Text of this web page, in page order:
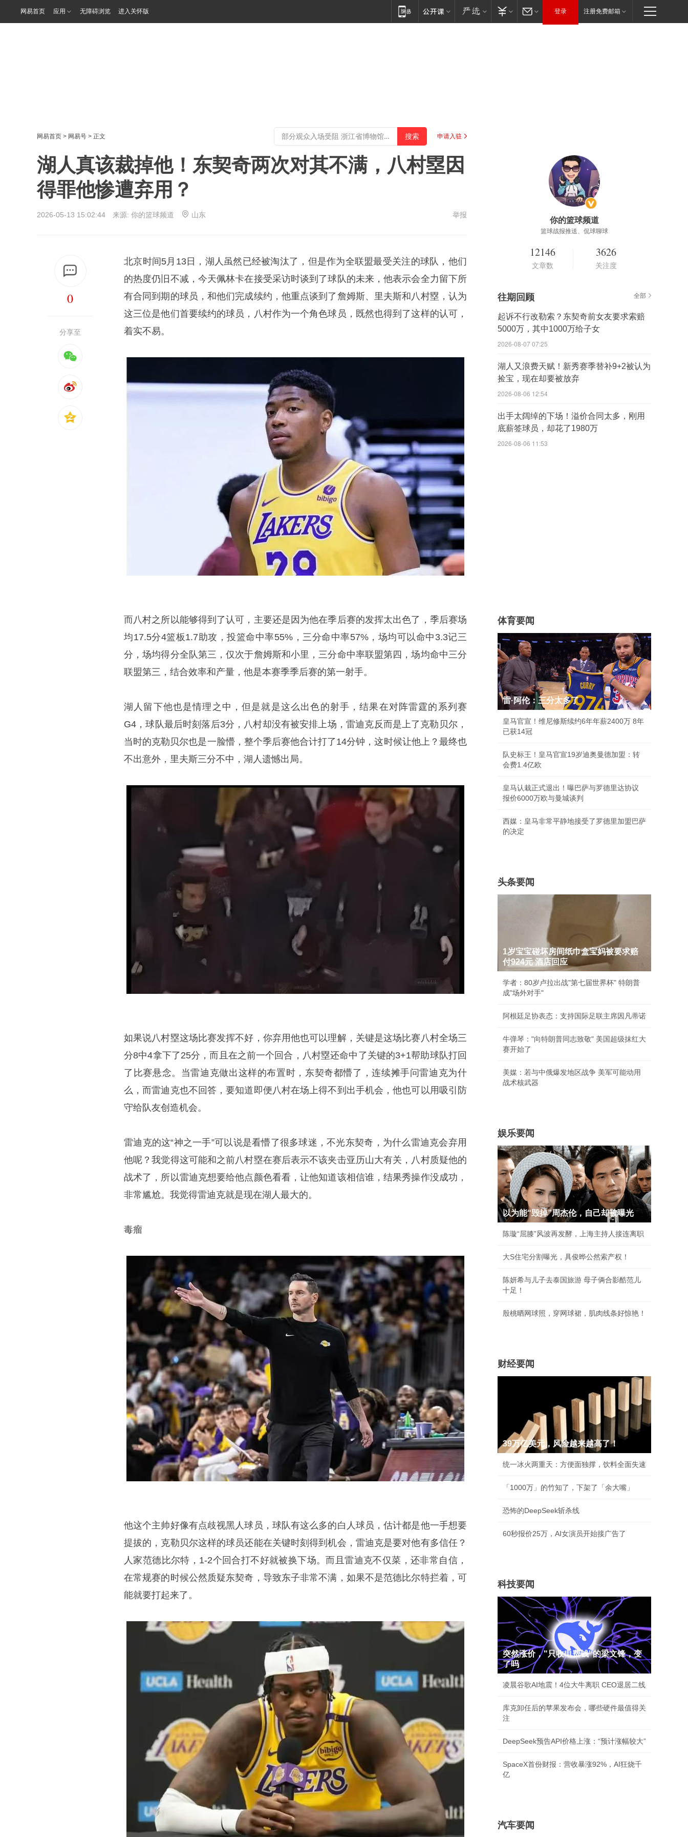
网易首页 应用 无障碍浏览 进入关怀版 登录 注册免费邮箱
网易首页 > 网易号 > 正文 申请入驻
湖人真该裁掉他！东契奇两次对其不满，八村塁因
得罪他惨遭弃用？
2026-05-13 15:02:44 来源: 你的篮球频道 山东 举报
0
分享至
北京时间5月13日，湖人虽然已经被淘汰了，但是作为全联盟最受关注的球队，他们
的热度仍旧不减，今天佩林卡在接受采访时谈到了球队的未来，他表示会全力留下所
有合同到期的球员，和他们完成续约，他重点谈到了詹姆斯、里夫斯和 八村塁 ，认为
这三位是他们首要续约的球员，八村作为一个角色球员，既然也得到了这样的认可，
着实不易。
而八村之所以能够得到了认可，主要还是因为他在季后赛的发挥太出色了，季后赛场
均17.5分4篮板1.7助攻，投篮命中率55%，三分命中率57%，场均可以命中3.3记三
分，场均得分全队第三，仅次于詹姆斯和小里，三分命中率联盟第四，场均命中三分
联盟第三，结合效率和产量，他是本赛季季后赛的第一射手。
湖人留下他也是情理之中，但是就是这么出色的射手，结果在对阵雷霆的系列赛
G4，球队最后时刻落后3分，八村却没有被安排上场， 雷迪克反而是上了克勒贝尔，
当时的克勒贝尔也是一脸懵，整个季后赛他合计打了14分钟，这时候让他上？最终也
不出意外，里夫斯三分不中，湖人遗憾出局。
如果说八村塁这场比赛发挥不好，你弃用他也可以理解，关键是这场比赛八村全场三
分8中4拿下了25分，而且在之前一个回合，八村塁还命中了关键的3+1帮助球队打回
了比赛悬念。当雷迪克做出这样的布置时，东契奇都懵了，连续摊手问雷迪克为什
么，而雷迪克也不回答，要知道即便八村在场上得不到出手机会，他也可以用吸引防
守给队友创造机会。
雷迪克的这“神之一手”可以说是看懵了很多球迷，不光东契奇，为什么雷迪克会弃用
他呢？我觉得这可能和之前八村塁在赛后表示不该夹击亚历山大有关，八村质疑他的
战术了，所以雷迪克想要给他点颜色看看，让他知道该相信谁，结果秀操作没成功，
非常尴尬。我觉得雷迪克就是现在湖人最大的。
毒瘤
他这个主帅好像有点歧视黑人球员，球队有这么多的白人球员，估计都是他一手想要
提拔的，克勒贝尔这样的球员还能在关键时刻得到机会，雷迪克是要对他有多信任？
人家范德比尔特，1-2个回合打不好就被换下场。而且雷迪克不仅菜，还非常自信，
在常规赛的时候公然质疑东契奇，导致东子非常不满，如果不是范德比尔特拦着，可
能就要打起来了。
你的篮球频道
篮球战报推送、侃球聊球
12146
文章数
3626
关注度
往期回顾 全部
起诉不行改勒索？东契奇前女友要求索赔
5000万，其中1000万给子女
2026-08-07 07:25
湖人又浪费天赋！新秀赛季替补9+2被认为
捡宝，现在却要被放弃
2026-08-06 12:54
出手太阔绰的下场！溢价合同太多，刚用
底薪签球员，却花了1980万
2026-08-06 11:53
体育要闻
雷·阿伦：三分太多了
皇马官宣！维尼修斯续约6年年薪2400万 8年
已获14冠
队史标王！皇马官宣19岁迪奥曼德加盟：转
会费1.4亿欧
皇马认栽正式退出！曝巴萨与罗德里达协议
报价6000万欧与曼城谈判
西媒：皇马非常平静地接受了罗德里加盟巴萨
的决定
头条要闻
1岁宝宝碰坏房间纸巾盒宝妈被要求赔
付924元 酒店回应
学者：80岁卢拉出战"第七届世界杯" 特朗普
成"场外对手"
阿根廷足协表态：支持国际足联主席因凡蒂诺
牛弹琴："向特朗普同志致敬" 美国超级抹红大
赛开始了
美媒：若与中俄爆发地区战争 美军可能动用
战术核武器
娱乐要闻
以为能“毁掉”周杰伦，自己却被曝光
陈璇“屈膝”风波再发酵，上海主持人接连离职
大S住宅分割曝光，具俊晔公然索产权！
陈妍希与儿子去泰国旅游 母子俩合影酷范儿
十足！
殷桃晒网球照，穿网球裙，肌肉线条好惊艳！
财经要闻
39万亿美元，风险越来越高了！
统一冰火两重天：方便面独撑，饮料全面失速
「1000万」的竹知了，下架了「余大嘴」
恐怖的DeepSeek斩杀线
60秒报价25万，AI女演员开始接广告了
科技要闻
突然涨价，"只收电费钱"的梁文锋，变
了吗
凌晨谷歌AI地震！4位大牛离职 CEO退居二线
库克卸任后的苹果发布会，哪些硬件最值得关
注
DeepSeek预告API价格上涨：“预计涨幅较大”
SpaceX首份财报：营收暴涨92%，AI狂烧千
亿
汽车要闻